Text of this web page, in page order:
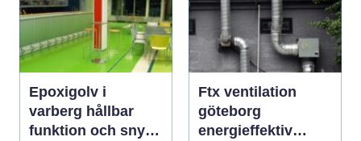
Epoxigolv i
varberg hållbar
funktion och snygg
Ftx ventilation
göteborg
energieffektiv